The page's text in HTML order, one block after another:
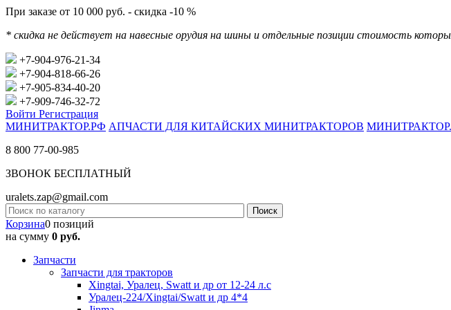
При заказе от 10 000 руб. - скидка -10 %
* скидка не действует на навесные орудия на шины и отдельные позиции стоимость
+7-904-976-21-34
+7-904-818-66-26
+7-905-834-40-20
+7-909-746-32-72
Войти Регистрация
МИНИТРАКТОР.РФ АПЧАСТИ ДЛЯ КИТАЙСКИХ МИНИТРАКТОРОВ
8 800 77-00-985
ЗВОНОК БЕСПЛАТНЫЙ
uralets.zap@gmail.com
Корзина0 позиций
на сумму 0 руб.
Запчасти
Запчасти для тракторов
Xingtai, Уралец, Swatt и др от 12-24 л.с
Уралец-224/Xingtai/Swatt и др 4*4